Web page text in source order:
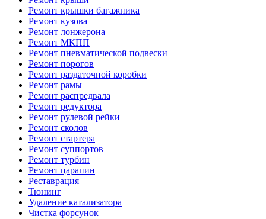
Ремонт крышки багажника
Ремонт кузова
Ремонт лонжерона
Ремонт МКПП
Ремонт пневматической подвески
Ремонт порогов
Ремонт раздаточной коробки
Ремонт рамы
Ремонт распредвала
Ремонт редуктора
Ремонт рулевой рейки
Ремонт сколов
Ремонт стартера
Ремонт суппортов
Ремонт турбин
Ремонт царапин
Реставрация
Тюнинг
Удаление катализатора
Чистка форсунок